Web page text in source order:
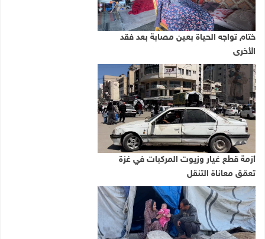
ختام تواجه الحياة بعين مصابة بعد فقد
الأخرى
أزمة قطع غيار وزيوت المركبات في غزة
تعمّق معاناة التنقل